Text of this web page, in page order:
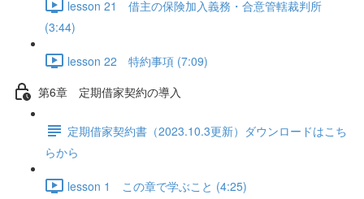
lesson 21 借主の保険加入義務・合意管轄裁判所
(3:44)
lesson 22 特約事項 (7:09)
第6章 定期借家契約の導入
定期借家契約書（2023.10.3更新）ダウンロードはこち
らから
lesson 1 この章で学ぶこと (4:25)